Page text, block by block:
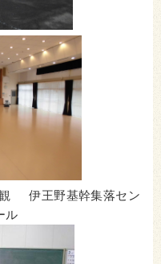
観 伊王野基幹集落セン
ル